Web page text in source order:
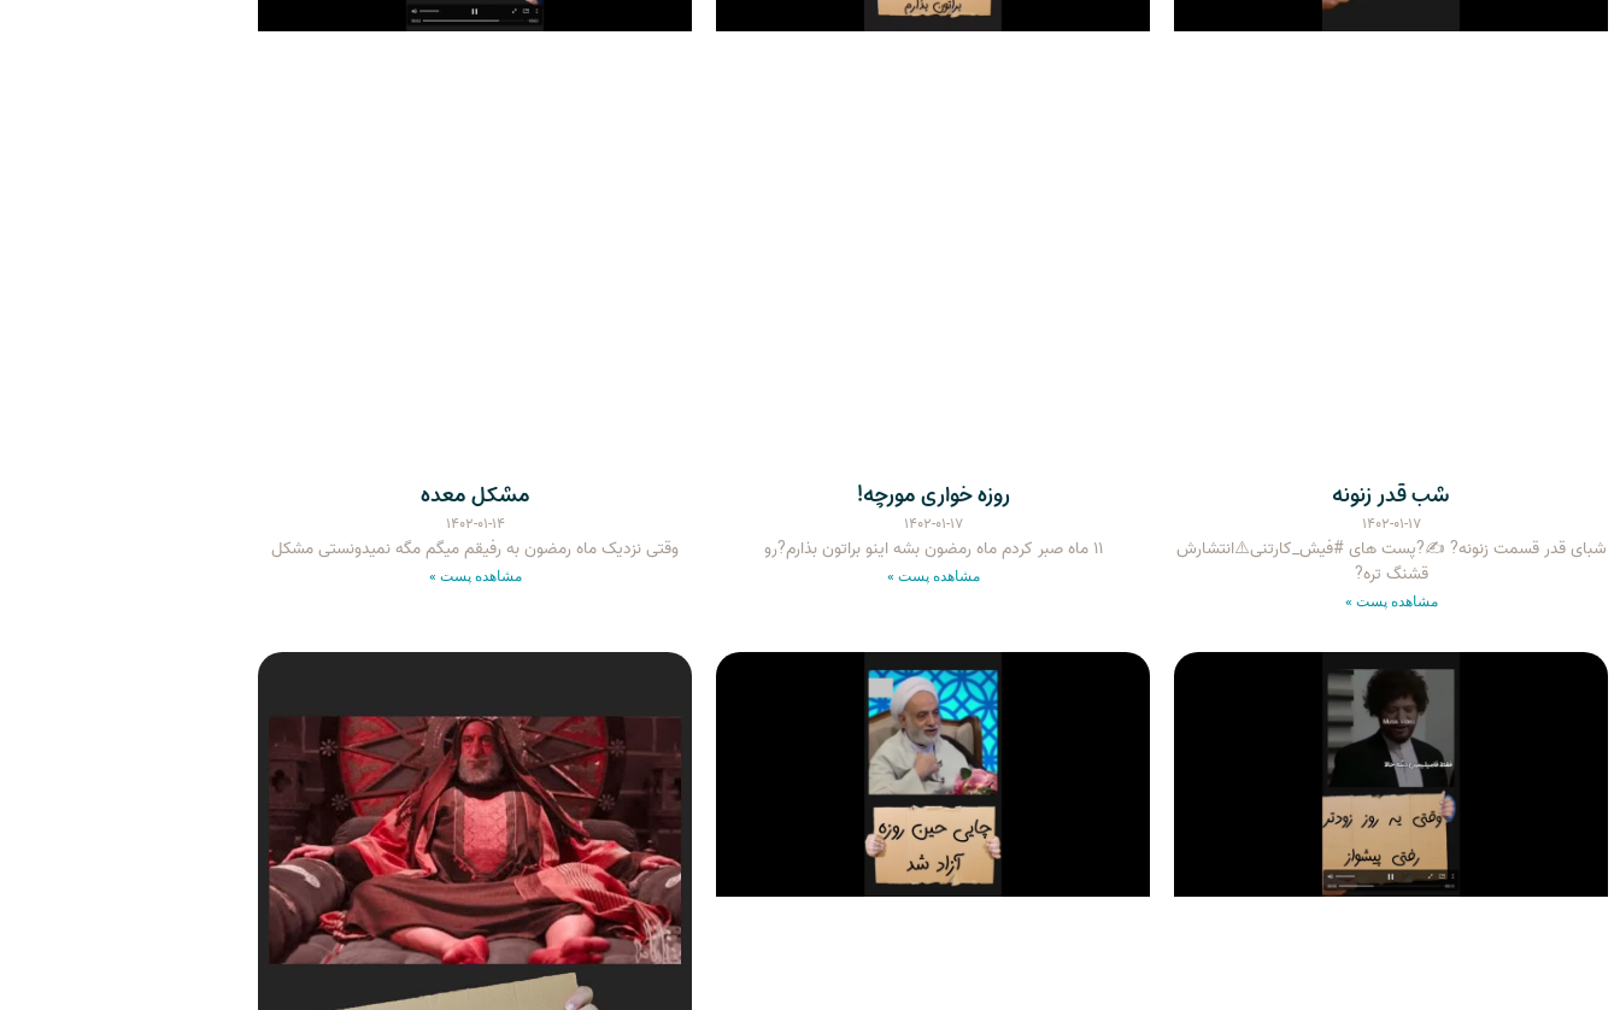
شب قدر زنونه
۱۴۰۲-۰۱-۱۷
شبای قدر قسمت زنونه? ✍?پست های #فیش_کارتنی⚠️انتشارش
قشنگ تره?
مشاهده پست »
روزه خواری مورچه!
۱۴۰۲-۰۱-۱۷
۱۱ ماه صبر کردم ماه رمضون بشه اینو براتون بذارم?رو
مشاهده پست »
مشکل معده
۱۴۰۲-۰۱-۱۴
وقتی نزدیک ماه رمضون به رفیقم میگم مگه نمیدونستی مشکل
مشاهده پست »